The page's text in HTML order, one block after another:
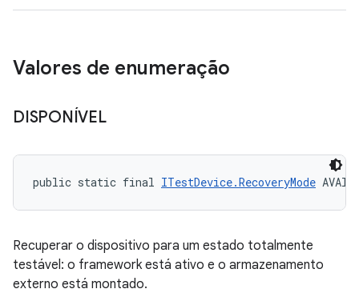
Valores de enumeração
DISPONÍVEL
public static final ITestDevice.RecoveryMode
Recuperar o dispositivo para um estado totalmente
testável: o framework está ativo e o armazenamento
externo está montado.